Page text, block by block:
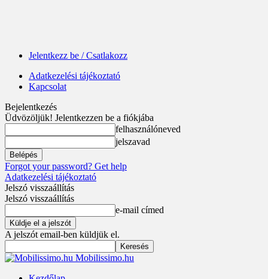
Jelentkezz be / Csatlakozz
Adatkezelési tájékoztató
Kapcsolat
Bejelentkezés
Üdvözöljük! Jelentkezzen be a fiókjába
felhasználóneved
jelszavad
Forgot your password? Get help
Adatkezelési tájékoztató
Jelszó visszaállítás
Jelszó visszaállítás
e-mail címed
A jelszót email-ben küldjük el.
Mobilissimo.hu